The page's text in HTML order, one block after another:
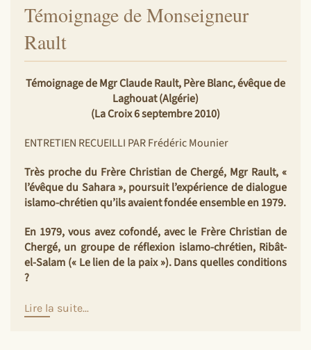
Témoignage de Monseigneur
Rault
Témoignage de Mgr Claude Rault, Père Blanc, évêque de
Laghouat (Algérie)
(La Croix 6 septembre 2010)
ENTRETIEN RECUEILLI PAR Frédéric Mounier
Très proche du Frère Christian de Chergé, Mgr Rault, «
l’évêque du Sahara », poursuit l’expérience de dialogue
islamo-chrétien qu’ils avaient fondée ensemble en 1979.
En 1979, vous avez cofondé, avec le Frère Christian de
Chergé, un groupe de réflexion islamo-chrétien, Ribât-
el-Salam (« Le lien de la paix »). Dans quelles conditions
?
Lire la suite...